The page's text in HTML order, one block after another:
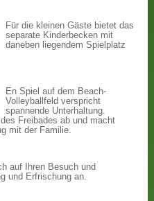
Für die kleinen Gäste bietet das
separate Kinderbecken mit
daneben liegendem Spielplatz
En Spiel auf dem Beach-
Volleyballfeld verspricht
spannende Unterhaltung.
Freibades ab und macht
mit der Familie.
auf Ihren Besuch und
und Erfrischung an.